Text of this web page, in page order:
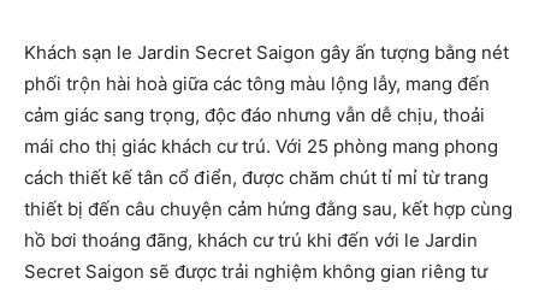
Khách sạn le Jardin Secret Saigon gây ấn tượng bằng nét
phối trộn hài hoà giữa các tông màu lộng lẫy, mang đến
cảm giác sang trọng, độc đáo nhưng vẫn dễ chịu, thoải
mái cho thị giác khách cư trú. Với 25 phòng mang phong
cách thiết kế tân cổ điển, được chăm chút tỉ mỉ từ trang
thiết bị đến câu chuyện cảm hứng đằng sau, kết hợp cùng
hồ bơi thoáng đãng, khách cư trú khi đến với le Jardin
Secret Saigon sẽ được trải nghiệm không gian riêng tư